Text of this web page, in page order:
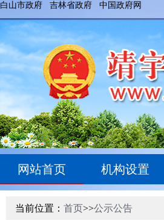
白山市政府 吉林省政府 中国政府网
网站首页 机构设置
当前位置： 首页>>公示公告